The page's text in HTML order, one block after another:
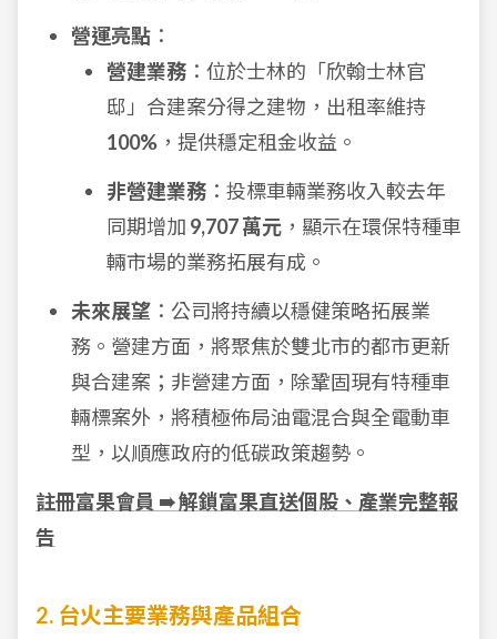
營運亮點 ：
營建業務 ：位於士林的「欣翰士林官
邸」合建案分得之建物，出租率維持
100% ，提供穩定租金收益。
非營建業務 ：投標車輛業務收入較去年
同期增加 9,707 萬元 ，顯示在環保特種車
輛市場的業務拓展有成。
未來展望 ：公司將持續以穩健策略拓展業
務。營建方面，將聚焦於雙北市的都市更新
與合建案；非營建方面，除鞏固現有特種車
輛標案外，將積極佈局油電混合與全電動車
型，以順應政府的低碳政策趨勢。
註冊富果會員 ➠ 解鎖富果直送個股、產業完整報
告
2. 台火主要業務與產品組合